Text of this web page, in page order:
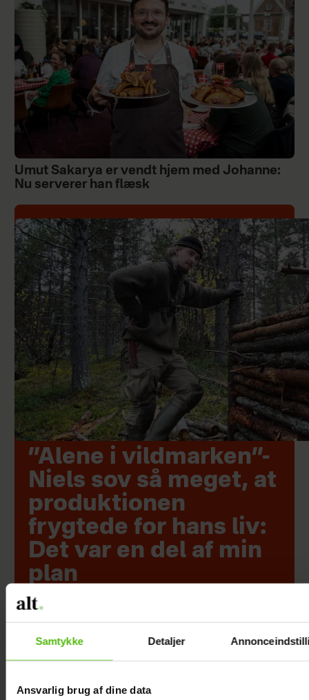
Samtykke Detaljer
Ansvarlig brug af dine data
Umut Sakarya er vendt hjem med Johanne:
Nu serverer han flæsk
”Alene i vildmarken”-
Niels sov så meget, at
produktionen
frygtede for hans liv:
Det var en del af min
plan